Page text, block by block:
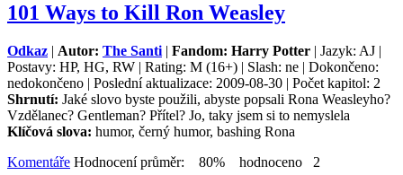
101 Ways to Kill Ron Weasley
Odkaz | Autor: The Santi | Fandom: Harry Potter | Jazyk: AJ |
Postavy: HP, HG, RW | Rating: M (16+) | Slash: ne | Dokončeno:
nedokončeno | Poslední aktualizace: 2009-08-30 | Počet kapitol: 2
Shrnutí: Jaké slovo byste použili, abyste popsali Rona Weasleyho?
Vzdělanec? Gentleman? Přítel? Jo, taky jsem si to nemyslela
Klíčová slova: humor, černý humor, bashing Rona
Komentáře Hodnocení průměr: 80% hodnoceno 2